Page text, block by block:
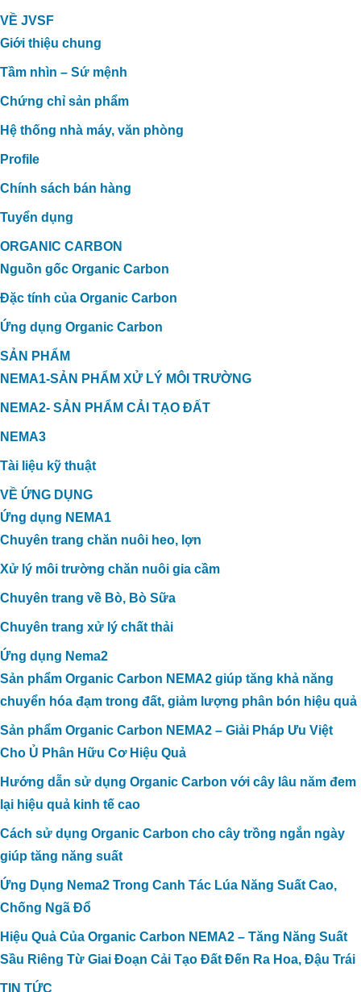
VỀ JVSF
Giới thiệu chung
Tầm nhìn – Sứ mệnh
Chứng chỉ sản phẩm
Hệ thống nhà máy, văn phòng
Profile
Chính sách bán hàng
Tuyển dụng
ORGANIC CARBON
Nguồn gốc Organic Carbon
Đặc tính của Organic Carbon
Ứng dụng Organic Carbon
SẢN PHẨM
NEMA1-SẢN PHẨM XỬ LÝ MÔI TRƯỜNG
NEMA2- SẢN PHẨM CẢI TẠO ĐẤT
NEMA3
Tài liệu kỹ thuật
VỀ ỨNG DỤNG
Ứng dụng NEMA1
Chuyên trang chăn nuôi heo, lợn
Xử lý môi trường chăn nuôi gia cầm
Chuyên trang về Bò, Bò Sữa
Chuyên trang xử lý chất thải
Ứng dụng Nema2
Sản phẩm Organic Carbon NEMA2 giúp tăng khả năng
chuyển hóa đạm trong đất, giảm lượng phân bón hiệu quả
Sản phẩm Organic Carbon NEMA2 – Giải Pháp Ưu Việt
Cho Ủ Phân Hữu Cơ Hiệu Quả
Hướng dẫn sử dụng Organic Carbon với cây lâu năm đem
lại hiệu quả kinh tế cao
Cách sử dụng Organic Carbon cho cây trồng ngắn ngày
giúp tăng năng suất
Ứng Dụng Nema2 Trong Canh Tác Lúa Năng Suất Cao,
Chống Ngã Đổ
Hiệu Quả Của Organic Carbon NEMA2 – Tăng Năng Suất
Sầu Riêng Từ Giai Đoạn Cải Tạo Đất Đến Ra Hoa, Đậu Trái
TIN TỨC